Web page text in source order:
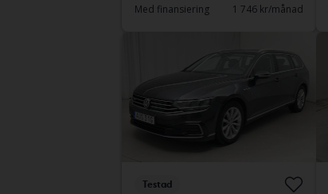
Med finansiering 1 746 kr/månad
Testad